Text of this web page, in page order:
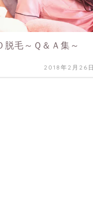
脱毛～Ｑ＆Ａ集～
2018年2月26